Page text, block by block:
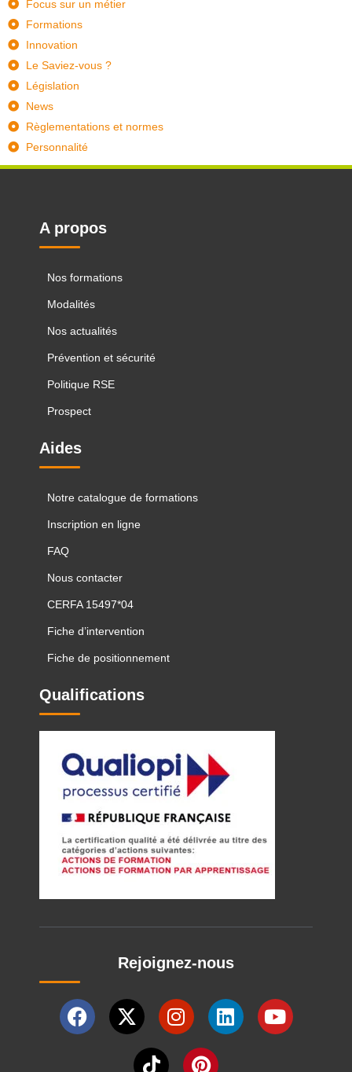
Focus sur un métier
Formations
Innovation
Le Saviez-vous ?
Législation
News
Règlementations et normes
Personnalité
A propos
Nos formations
Modalités
Nos actualités
Prévention et sécurité
Politique RSE
Prospect
Aides
Notre catalogue de formations
Inscription en ligne
FAQ
Nous contacter
CERFA 15497*04
Fiche d’intervention
Fiche de positionnement
Qualifications
Rejoignez-nous